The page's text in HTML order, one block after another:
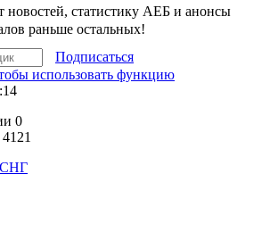
новостей, статистику АЕБ и анонсы
раньше остальных!
Подписаться
0
4121
СНГ